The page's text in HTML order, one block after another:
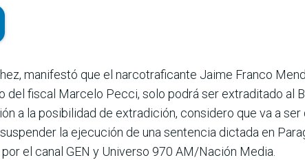
manifestó que el narcotra­ficante Jaime Franco
fiscal Marcelo Pecci, solo podrá ser extra­ditado al
a la posibilidad de extradición, considero que va a
la ejecución de una sentencia dictada en
el canal GEN y Universo 970 AM/Nación Media.